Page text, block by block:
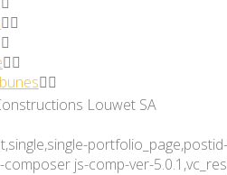
Louwet SA
js-comp-ver-